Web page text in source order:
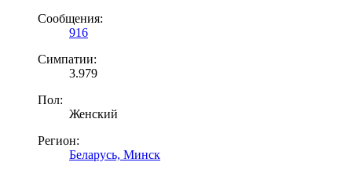
Сообщения:
916
Симпатии:
3.979
Пол:
Женский
Регион:
Беларусь, Минск